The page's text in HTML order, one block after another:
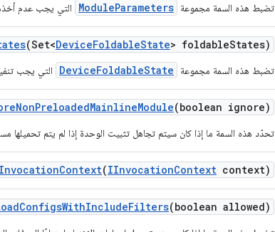
تضبط هذه السمة مجموعة ModuleParameters التي يجب عدم
(Set<DeviceFoldableState> foldableStates)
تضبط هذه السمة مجموعة DeviceFoldableState التي يجب
NonPreloadedMainlineModule(boolean ignore)
تحدّد هذه السمة ما إذا كان سيتم تجاهل تثبيت الوحدة إذا لم يتم تحميلها
InvocationContext(IInvocationContext context)
ConfigsWithIncludeFilters(boolean allowed)